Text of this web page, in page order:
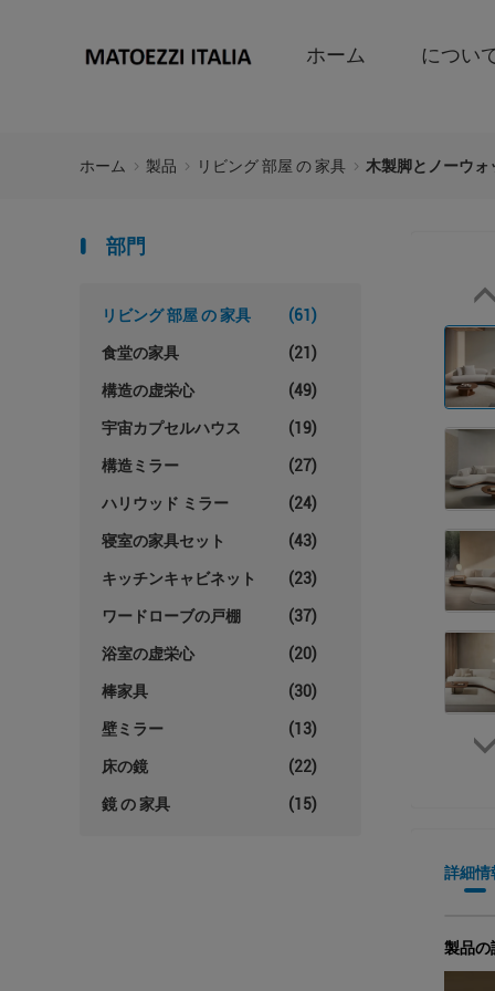
ホーム につい
ホーム 製品 リビング 部屋 の 家具 木製脚とノーウ
部門
リビング 部屋 の 家具 (61)
食堂の家具 (21)
構造の虚栄心 (49)
宇宙カプセルハウス (19)
構造ミラー (27)
ハリウッド ミラー (24)
寝室の家具セット (43)
キッチンキャビネット (23)
ワードローブの戸棚 (37)
浴室の虚栄心 (20)
棒家具 (30)
壁ミラー (13)
床の鏡 (22)
鏡 の 家具 (15)
詳細情
製品の